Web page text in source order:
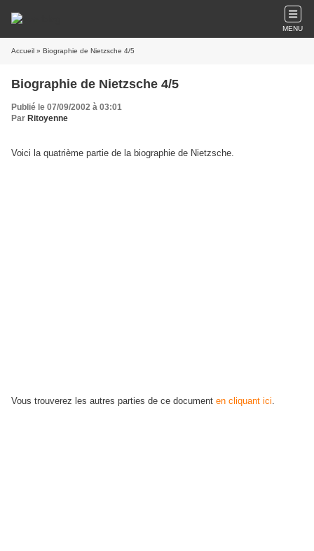
MENU
Accueil » Biographie de Nietzsche 4/5
Biographie de Nietzsche 4/5
Publié le 07/09/2002 à 03:01
Par Ritoyenne
Voici la quatrième partie de la biographie de Nietzsche.
Vous trouverez les autres parties de ce document en cliquant ici.